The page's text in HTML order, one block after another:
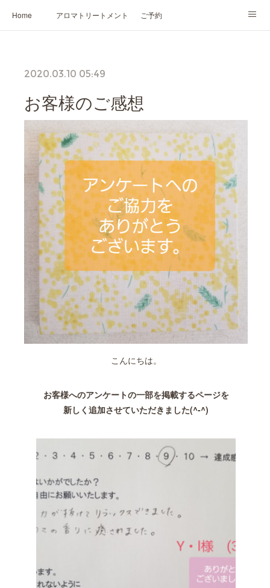
Home アロマトリートメント ご予約
プロフィール
2020.03.10 05:49
お客様のご感想
こんにちは。
お客様へのアンケートの一部を掲載するページを
新しく追加させていただきました(^-^)